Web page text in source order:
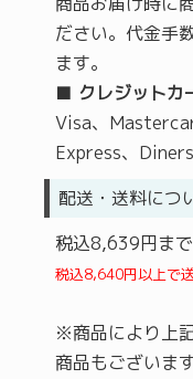
ださい。代金手
ます。
■ クレジットカ
Visa、
Express、
配送・送料につ
税込8,639円ま
税込8,640円以上で
※商品により上
商品もございます